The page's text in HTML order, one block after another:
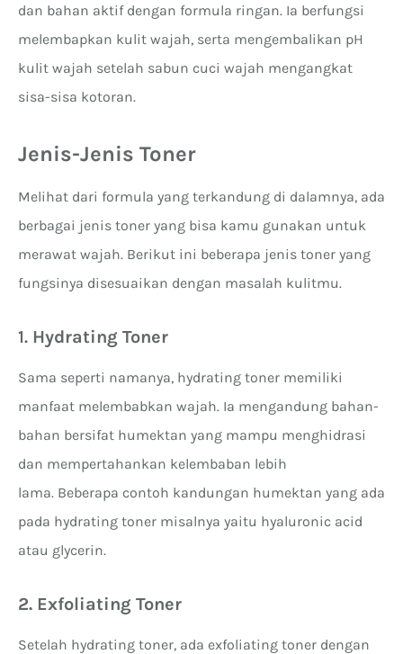
dan bahan aktif dengan formula ringan. Ia berfungsi
melembapkan kulit wajah, serta mengembalikan pH
kulit wajah setelah sabun cuci wajah mengangkat
sisa-sisa kotoran.
Jenis-Jenis Toner
Melihat dari formula yang terkandung di dalamnya, ada
berbagai jenis toner yang bisa kamu gunakan untuk
merawat wajah. Berikut ini beberapa jenis toner yang
fungsinya disesuaikan dengan masalah kulitmu.
1. Hydrating Toner
Sama seperti namanya, hydrating toner memiliki
manfaat melembabkan wajah. Ia mengandung bahan-
bahan bersifat humektan yang mampu menghidrasi
dan mempertahankan kelembaban lebih
lama. Beberapa contoh kandungan humektan yang ada
pada hydrating toner misalnya yaitu hyaluronic acid
atau glycerin.
2. Exfoliating Toner
Setelah hydrating toner, ada exfoliating toner dengan